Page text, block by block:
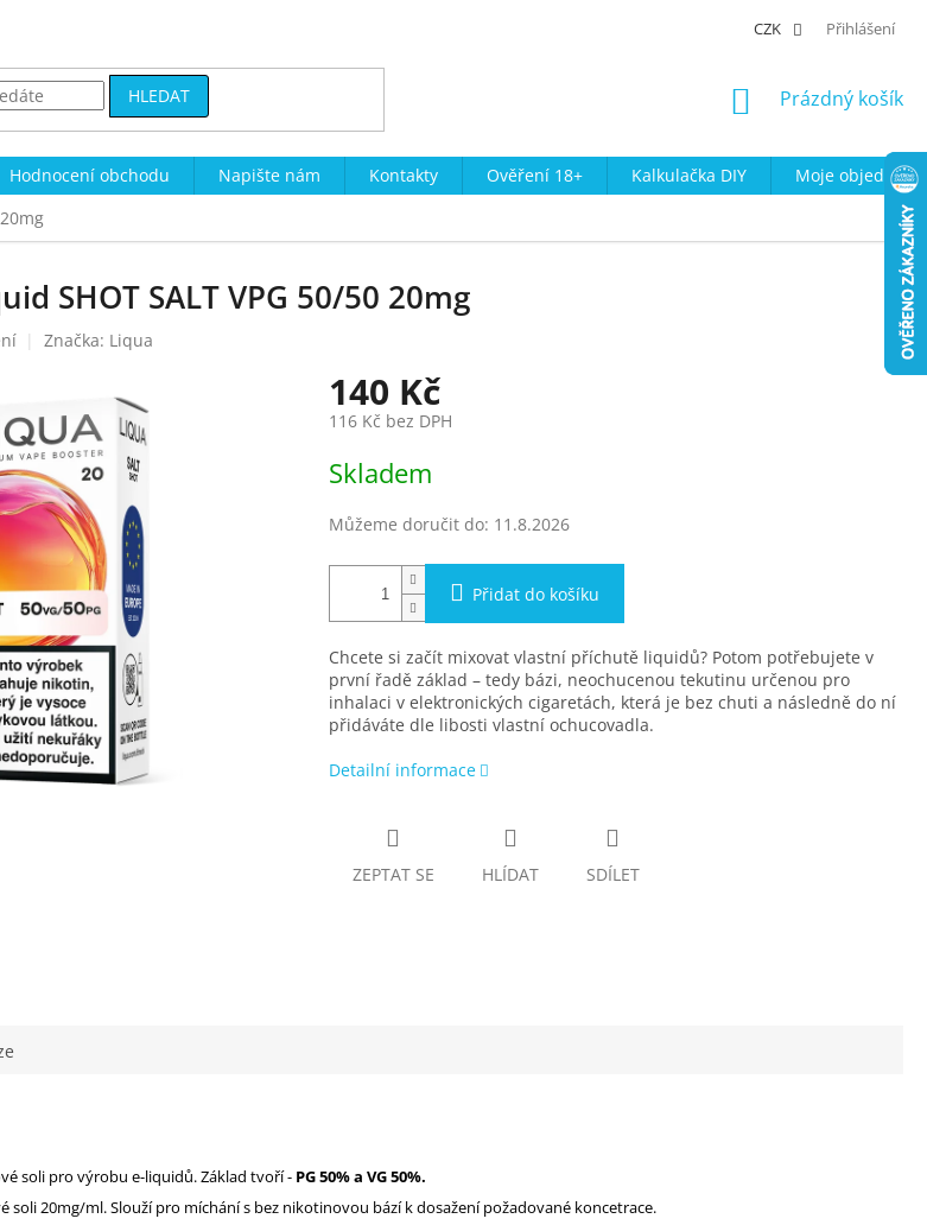
CZK Přihlášení
HLEDAT
NÁKUPNÍ
Prázdný košík
Hodnocení obchodu Napište nám Kontakty Ověření 18+ Kalkulačka DIY
Moje
SHOT SALT VPG 50/50 20mg
Značka: Liqua
140 Kč
116 Kč bez DPH
cena:
Skladem
Můžeme doručit do: 11.8.2026
Přidat do košíku
Chcete si začít mixovat vlastní příchutě liquidů? Potom potřebujete v
první řadě základ – tedy bázi, neochucenou tekutinu určenou pro
inhalaci v elektronických cigaretách, která je bez chuti a následně do ní
přidáváte dle libosti vlastní ochucovadla.
Detailní informace
ZEPTAT SE HLÍDAT SDÍLET
soli pro výrobu e-liquidů.Základ tvoří - PG 50% a VG 50%.
soli 20mg/ml. Slouží pro míchání s bez nikotinovou bází k dosažení požadované koncetrace.